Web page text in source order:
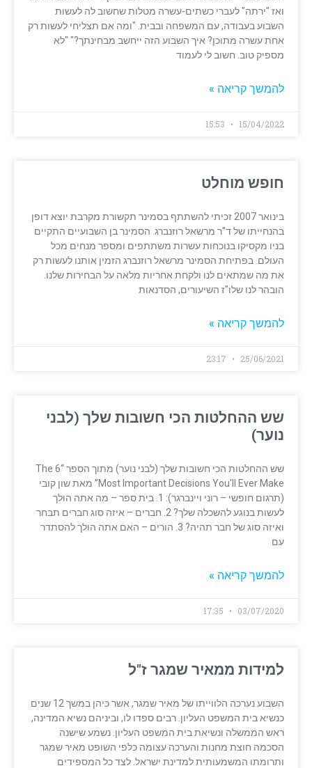
ואז "ירתה" לעברי כשתים-עשרה מטלות שחשוב לה לעשות
השבוע בעבודה, עם המשפחה ובבית. "ומה אם תצליחי לעשות רק
אחת עשרה מתוכן? איך השבוע הזה ייחשב מבחינתך?" "לא
מספיק טוב. חשוב לי לעמוד
להמשך קריאה »
15/04/2022
חופש מוחלט
בינואר 2007 זכיתי להשתתף בסמינר תקשורת מקרבת יוצא דופן
בהנחייתו של ד"ר מרשאל רוזנברג. הסמינר בן השבועיים התקיים
בניו מקסיקו בנוכחות עשרות משתתפים ומספר מנחים מכל
העולם. בפתיחת הסמינר מרשאל רוזנברג הזמין אותנו לעשות רק
את מה שמתאים לנו ולקחת אחריות מלאה על הבחירות שלנו.
הובהר לנו שלו"ז השיעורים, הסדנאות
להמשך קריאה »
25/06/2021
שש ההחלטות הכי חשובות שלך (לבני
נוער)
שש ההחלטות הכי חשובות שלך (לבני נוער) מתוך הספר “The 6
Most Important Decisions You'll Ever Make” מאת שון קובי
(תרגום חופשי – רוני ויינברגר): 1. בית ספר – מה אתה הולך
לעשות בנוגע להשכלה שלך? 2. חברים – איזה סוג חברים תבחר
ואיזה סוג של חבר תהיה? 3. הורים – האם אתה הולך להסתדר
עם
להמשך קריאה »
03/07/2020
למידות ממאיר שמגר ז"ל
השבוע נערכה הלווייתו של מאיר שמגר, אשר כיהן במשך 12 שנים
כנשיא בית המשפט העליון. רבים ספדו לו, וביניהם נשיא המדינה,
ראש הממשלה ונשיאת בית המשפט העליון. נשמע שישנה
הסכמה חוצת מחנות והערכה עצומה כלפי השופט מאיר שמגר
ותרומתו המשמעותית למדינת ישראל. לצד כל המספידים